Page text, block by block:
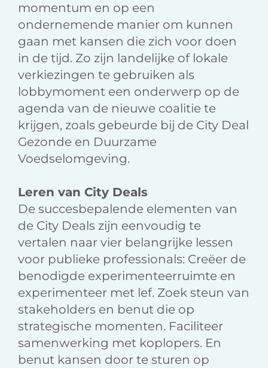
momentum en op een
ondernemende manier om kunnen
gaan met kansen die zich voor doen
in de tijd. Zo zijn landelijke of lokale
verkiezingen te gebruiken als
lobbymoment een onderwerp op de
agenda van de nieuwe coalitie te
krijgen, zoals gebeurde bij de City Deal
Gezonde en Duurzame
Voedselomgeving.
Leren van City Deals
De succesbepalende elementen van
de City Deals zijn eenvoudig te
vertalen naar vier belangrijke lessen
voor publieke professionals: Creëer de
benodigde experimenteerruimte en
experimenteer met lef. Zoek steun van
stakeholders en benut die op
strategische momenten. Faciliteer
samenwerking met koplopers. En
benut kansen door te sturen op